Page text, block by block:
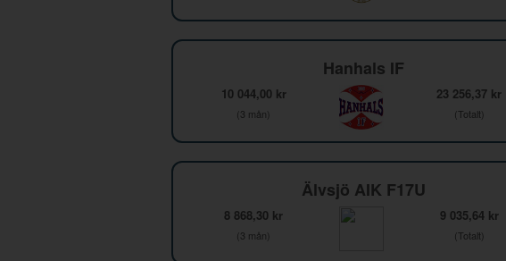
Hanhals IF
10 044,00 kr
(3 mån)
23 256,37 kr
(Totalt)
Älvsjö AIK F17U
8 868,30 kr
(3 mån)
9 035,64 kr
(Totalt)